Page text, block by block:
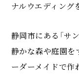
ナルウエディング
静岡市にある「サ
静かな森や庭園を
ーダーメイドで作